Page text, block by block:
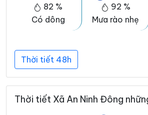
82 %
Có dông
92 %
Mưa rào nhẹ
Thời tiết 48h
Thời tiết Xã An Ninh Đông